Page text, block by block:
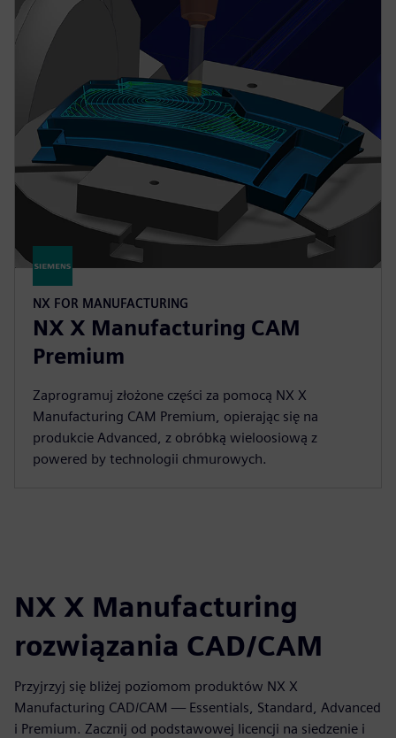
NX FOR MANUFACTURING
NX X Manufacturing CAM
Premium
Zaprogramuj złożone części za pomocą NX X
Manufacturing CAM Premium, opierając się na
produkcie Advanced, z obróbką wieloosiową z
powered by technologii chmurowych.
NX X Manufacturing
rozwiązania CAD/CAM
Przyjrzyj się bliżej poziomom produktów NX X
Manufacturing CAD/CAM — Essentials, Standard, Advanced
i Premium. Zacznij od podstawowej licencji na siedzenie i